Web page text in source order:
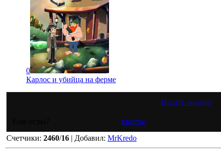
0
Карлос и убийца на ферме
Играть онлайн
квесты
Счетчики: 2460/16 | Добавил: MrKredo